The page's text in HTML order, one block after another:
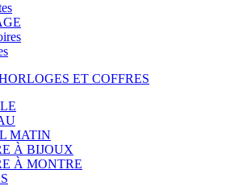
ET COFFRES
MATIN
À BIJOUX
À MONTRE